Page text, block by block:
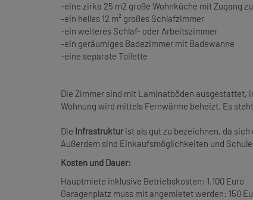
-eine zirka 25 m2 große Wohnküche mit Zugang
-ein helles 12 m² großes Schlafzimmer
-ein weiteres Schlaf- oder Arbeitszimmer
-ein geräumiges Badezimmer mit Badewanne
-eine separate Toilette
Die Zimmer sind mit Laminatböden ausgestattet,
Wohnung wird mittels Fernwärme beheizt. Es
Die Infrastrukturist als gut zu bezeichnen, da
Außerdem sind Einkaufsmöglichkeiten und
Kosten und Dauer:
Hauptmiete inklusive Betriebskosten: 1.100 Euro
Garagenplatz muss mit angemietet werden: 150